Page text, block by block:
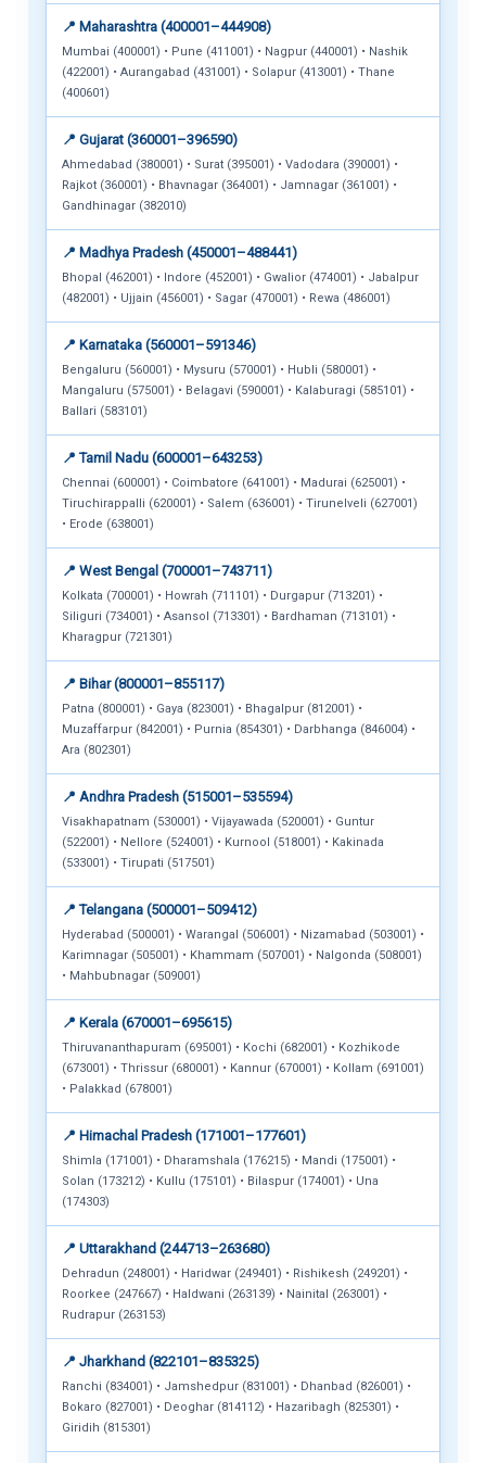
📍 Maharashtra (400001–444908)
Mumbai (400001) • Pune (411001) • Nagpur (440001) • Nashik
(422001) • Aurangabad (431001) • Solapur (413001) • Thane
(400601)
📍 Gujarat (360001–396590)
Ahmedabad (380001) • Surat (395001) • Vadodara (390001) •
Rajkot (360001) • Bhavnagar (364001) • Jamnagar (361001) •
Gandhinagar (382010)
📍 Madhya Pradesh (450001–488441)
Bhopal (462001) • Indore (452001) • Gwalior (474001) • Jabalpur
(482001) • Ujjain (456001) • Sagar (470001) • Rewa (486001)
📍 Karnataka (560001–591346)
Bengaluru (560001) • Mysuru (570001) • Hubli (580001) •
Mangaluru (575001) • Belagavi (590001) • Kalaburagi (585101) •
Ballari (583101)
📍 Tamil Nadu (600001–643253)
Chennai (600001) • Coimbatore (641001) • Madurai (625001) •
Tiruchirappalli (620001) • Salem (636001) • Tirunelveli (627001)
• Erode (638001)
📍 West Bengal (700001–743711)
Kolkata (700001) • Howrah (711101) • Durgapur (713201) •
Siliguri (734001) • Asansol (713301) • Bardhaman (713101) •
Kharagpur (721301)
📍 Bihar (800001–855117)
Patna (800001) • Gaya (823001) • Bhagalpur (812001) •
Muzaffarpur (842001) • Purnia (854301) • Darbhanga (846004) •
Ara (802301)
📍 Andhra Pradesh (515001–535594)
Visakhapatnam (530001) • Vijayawada (520001) • Guntur
(522001) • Nellore (524001) • Kurnool (518001) • Kakinada
(533001) • Tirupati (517501)
📍 Telangana (500001–509412)
Hyderabad (500001) • Warangal (506001) • Nizamabad (503001) •
Karimnagar (505001) • Khammam (507001) • Nalgonda (508001)
• Mahbubnagar (509001)
📍 Kerala (670001–695615)
Thiruvananthapuram (695001) • Kochi (682001) • Kozhikode
(673001) • Thrissur (680001) • Kannur (670001) • Kollam (691001)
• Palakkad (678001)
📍 Himachal Pradesh (171001–177601)
Shimla (171001) • Dharamshala (176215) • Mandi (175001) •
Solan (173212) • Kullu (175101) • Bilaspur (174001) • Una
(174303)
📍 Uttarakhand (244713–263680)
Dehradun (248001) • Haridwar (249401) • Rishikesh (249201) •
Roorkee (247667) • Haldwani (263139) • Nainital (263001) •
Rudrapur (263153)
📍 Jharkhand (822101–835325)
Ranchi (834001) • Jamshedpur (831001) • Dhanbad (826001) •
Bokaro (827001) • Deoghar (814112) • Hazaribagh (825301) •
Giridih (815301)